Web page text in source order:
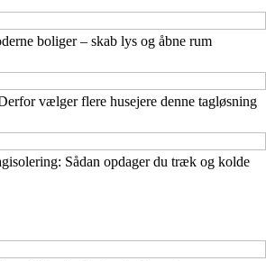
boliger – skab lys og åbne rum
vælger flere husejere denne tagløsning
Sådan opdager du træk og kolde